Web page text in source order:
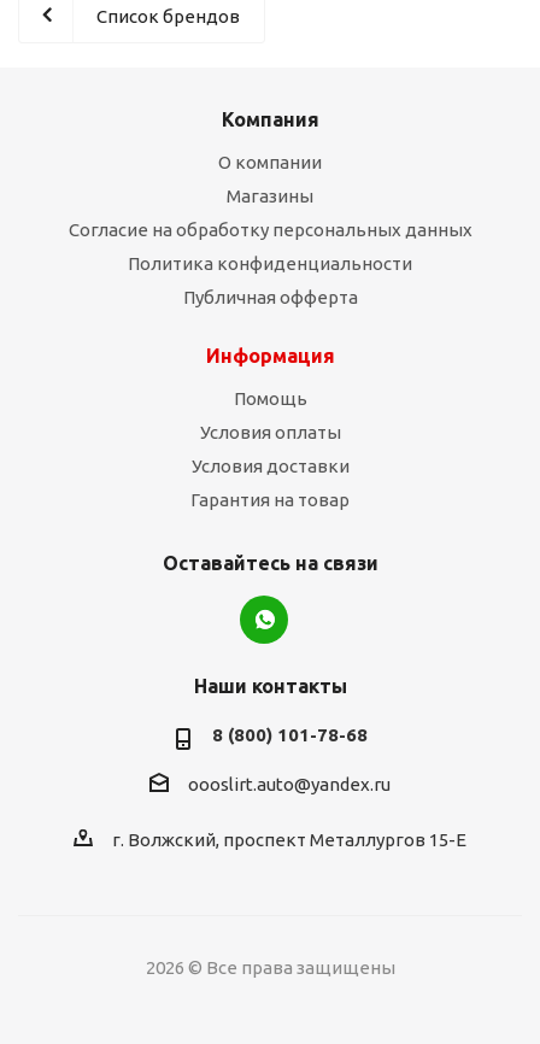
Список брендов
Компания
О компании
Магазины
Согласие на обработку персональных данных
Политика конфиденциальности
Публичная офферта
Информация
Помощь
Условия оплаты
Условия доставки
Гарантия на товар
Оставайтесь на связи
Наши контакты
8 (800) 101-78-68
oooslirt.auto@yandex.ru
г. Волжский, проспект Металлургов 15-Е
2026 © Все права защищены